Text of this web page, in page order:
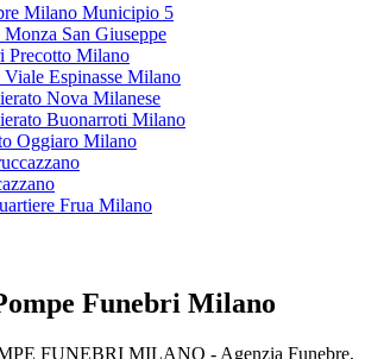
Milano Municipio 5
San Giuseppe
Precotto Milano
Espinasse Milano
Nova Milanese
Buonarroti Milano
Oggiaro Milano
Frua Milano
Funebri Milano
FUNEBRI MILANO - Agenzia Funebre,